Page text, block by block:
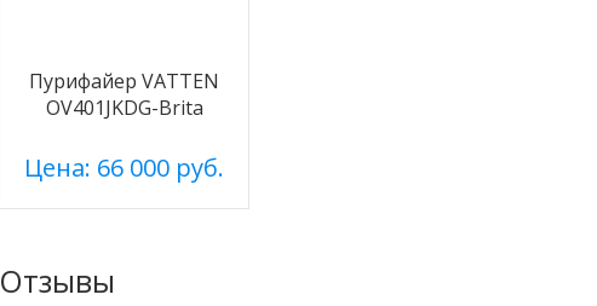
Пурифайер VATTEN
OV401JKDG-Brita
Цена: 66 000 руб.
Отзывы